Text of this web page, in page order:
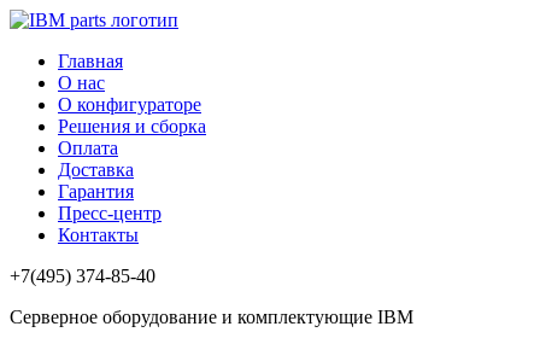
Главная
О нас
О конфигураторе
Решения и сборка
Оплата
Доставка
Гарантия
Пресс-центр
Контакты
+7(495) 374-85-40
Серверное оборудование и комплектующие IBM